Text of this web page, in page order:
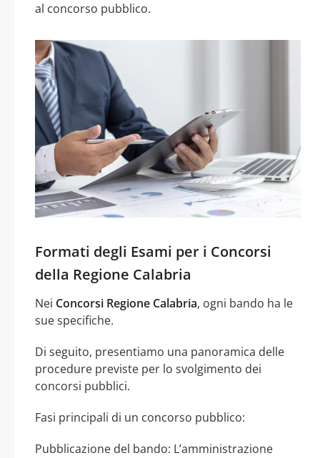
al concorso pubblico.
Formati degli Esami per i Concorsi
della Regione Calabria
Nei Concorsi Regione Calabria, ogni bando ha le
sue specifiche.
Di seguito, presentiamo una panoramica delle
procedure previste per lo svolgimento dei
concorsi pubblici.
Fasi principali di un concorso pubblico:
Pubblicazione del bando: L’amministrazione